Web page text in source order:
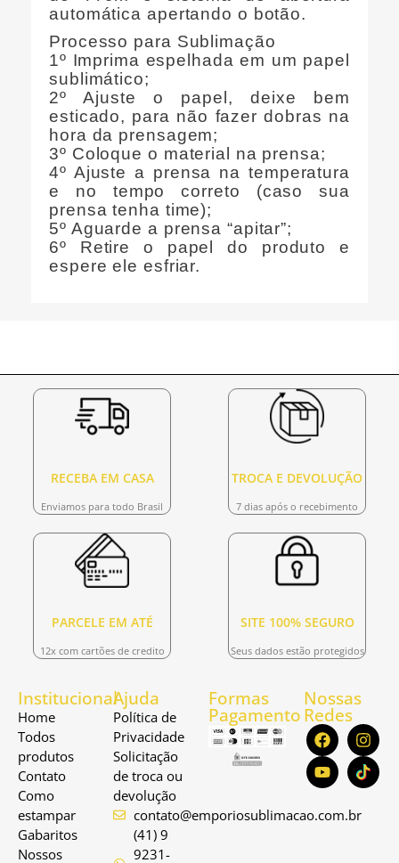
automática apertando o botão.
Processo para Sublimação
1º Imprima espelhada em um papel
sublimático;
2º Ajuste o papel, deixe bem
esticado, para não fazer dobras na
hora da prensagem;
3º Coloque o material na prensa;
4º Ajuste a prensa na temperatura
e no tempo correto (caso sua
prensa tenha time);
5º Aguarde a prensa “apitar”;
6º Retire o papel do produto e
espere ele esfriar.
RECEBA EM CASA
Enviamos para todo Brasil
TROCA E DEVOLUÇÃO
7 dias após o recebimento
PARCELE EM ATÉ
12x com cartões de credito
SITE 100% SEGURO
Seus dados estão protegidos
Institucional
Home
Todos
produtos
Contato
Como
estampar
Gabaritos
Nossos
Ajuda
Política de
Privacidade
Solicitação
de troca ou
devolução
contato@emporiosublimacao.com.br
(41) 9
9231-
Formas
Pagamento
Nossas
Redes